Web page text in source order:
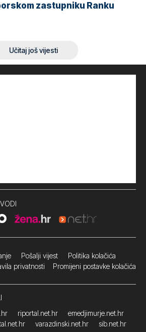
zastupniku Ranku
Učitaj još vijesti
Pošalji vijest Politika kolačića
privatnosti Promijeni postavke kolačića
riportal.net.hr
emedjimurje.net.hr
varazdinski.net.hr sib.net.hr